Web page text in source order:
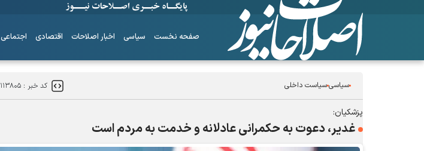
صفحه نخست سیاسی اخبار اصلاحات اقتصادی اجتماعی
سیاسیسیاست داخلی کد خبر :۱۱۳۸۰۵
پزشکیان:
غدیر، دعوت به حکمرانی عادلانه و خدمت به مردم است